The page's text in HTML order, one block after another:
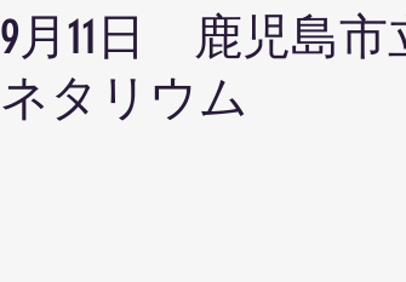
9月11日 鹿児島
ネタリウム